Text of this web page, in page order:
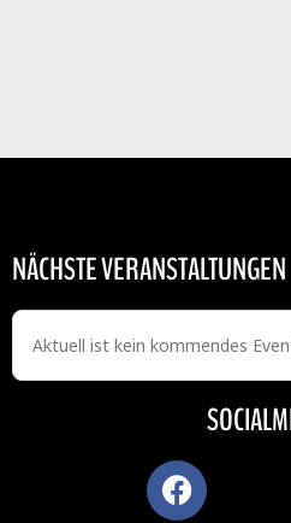
NÄCHSTE VERANSTALTUNGEN
Aktuell ist kein kommendes